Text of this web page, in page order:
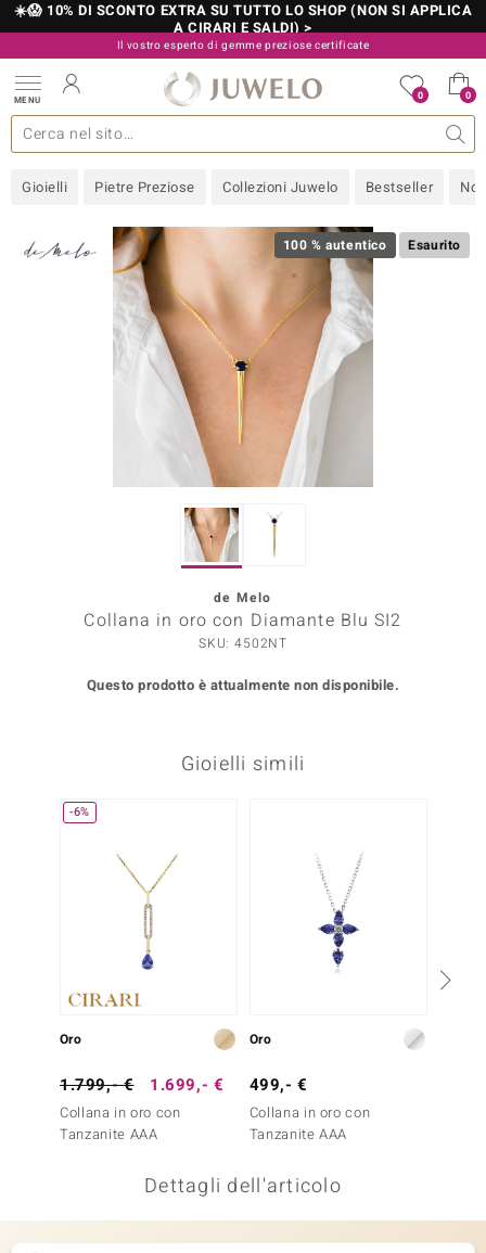
☀️😱 10% DI SCONTO EXTRA SU TUTTO LO SHOP (NON SI APPLICA
A CIRARI E SALDI) >
Il vostro esperto di gemme preziose certificate
800 986 787
MENU 0 0
Gioielli Pietre Preziose Collezioni Juwelo Bestseller
gioielli Design Metallo prezioso Misure anelli
più importanti Pietre preziose per colore Pietre preziose
Love
SELECTION
Collection
Informazioni generali Approfondimenti Consigli
Acquistare in diretta Juwelo
100 % autentico Esaurito
de Melo
Collana in oro con Diamante Blu SI2
SKU: 4502NT
Questo prodotto è attualmente non disponibile.
Gioielli simili
-6%
Oro
1.799,- € 1.699,- €
Collana in oro con
Tanzanite AAA
Oro
499,- €
Collana in oro con
Tanzanite AAA
Dettagli dell'articolo